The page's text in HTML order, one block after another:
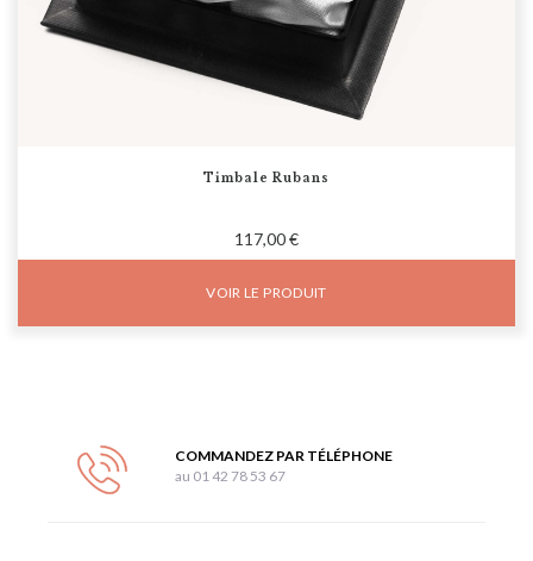
Timbale Rubans
117,00 €
VOIR LE PRODUIT
COMMANDEZ PAR TÉLÉPHONE
au 01 42 78 53 67